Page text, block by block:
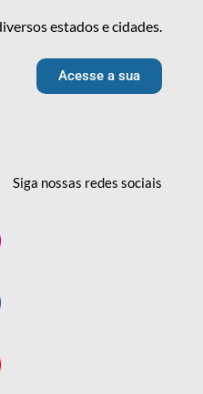
estados e cidades.
Acesse a sua
Siga nossas redessociais